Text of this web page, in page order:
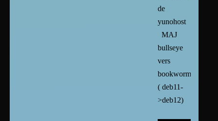
de
yunohost
MAJ
bullseye
vers
bookworm
( deb11-
>deb12)